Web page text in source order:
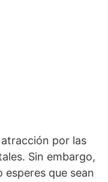
por las
Sin embargo,
esperes que sean